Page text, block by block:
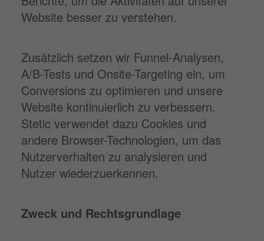
Website besser zu verstehen.
Zusätzlich setzen wir Funnel-Analysen,
A/B-Tests und Onsite-Targeting ein, um
Conversions zu optimieren und unsere
Website kontinuierlich zu verbessern.
Stetic verwendet dazu Cookies und
andere Browser-Technologien, um das
Nutzerverhalten zu analysieren und
Nutzer wiederzuerkennen.
Zweck und Rechtsgrundlage